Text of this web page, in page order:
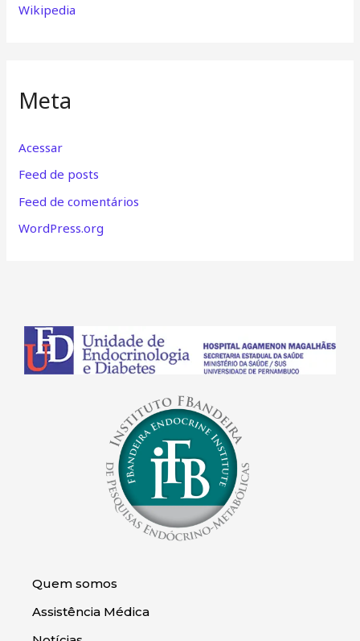
Wikipedia
Meta
Acessar
Feed de posts
Feed de comentários
WordPress.org
Quem somos
Assistência Médica